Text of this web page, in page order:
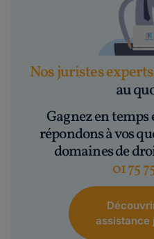
Nos juristes experts
au
Gagnez en temps
répondons à vos
domaines de
01 75
assistance